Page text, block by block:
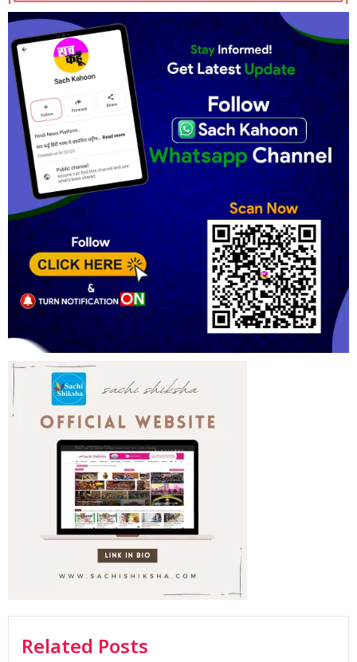
Related Posts